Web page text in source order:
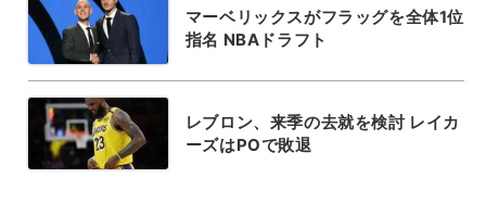
マーベリックスがフラッグを全体1位
指名 NBAドラフト
レブロン、来季の去就を検討 レイカ
ーズはPOで敗退